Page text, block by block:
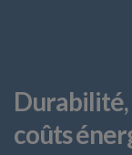
coûts